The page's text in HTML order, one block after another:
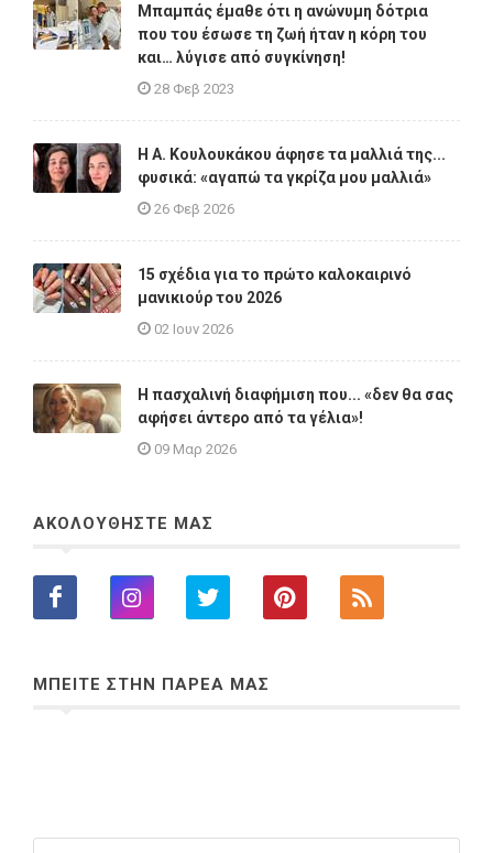
Μπαμπάς έμαθε ότι η ανώνυμη δότρια
που του έσωσε τη ζωή ήταν η κόρη του
και… λύγισε από συγκίνηση!
28 Φεβ 2023
Η A. Κουλουκάκου άφησε τα μαλλιά της...
φυσικά: «αγαπώ τα γκρίζα μου μαλλιά»
26 Φεβ 2026
15 σχέδια για το πρώτο καλοκαιρινό
μανικιούρ του 2026
02 Ιουν 2026
Η πασχαλινή διαφήμιση που... «δεν θα σας
αφήσει άντερο από τα γέλια»!
09 Μαρ 2026
ΑΚΟΛΟΥΘΗΣΤΕ ΜΑΣ
ΜΠΕΙΤΕ ΣΤΗΝ ΠΑΡΕΑ ΜΑΣ